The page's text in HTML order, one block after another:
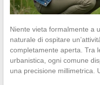
Niente vieta formalmente a
naturale di ospitare
completamente aperta. Tra
urbanistica, ogni comune
una precisione millimetrica.